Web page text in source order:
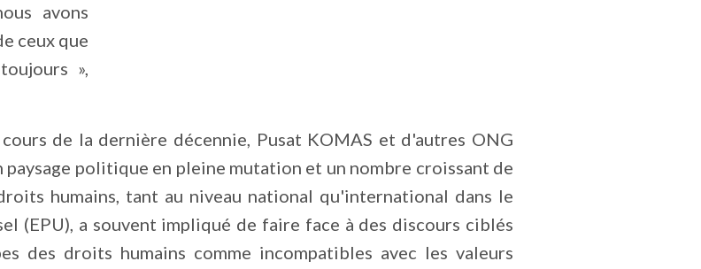
avons
ceux que
»,
de la dernière décennie, Pusat KOMAS et d'autres ONG
paysage politique en pleine mutation et un nombre croissant de
humains, tant au niveau national qu'international dans le
(EPU), a souvent impliqué de faire face à des discours ciblés
des droits humains comme incompatibles avec les valeurs